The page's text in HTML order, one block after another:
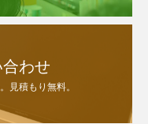
わせ
見積もり無料。